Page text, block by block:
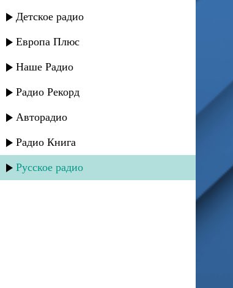
Детское радио
Европа Плюс
Наше Радио
Радио Рекорд
Авторадио
Радио Книга
Русское радио